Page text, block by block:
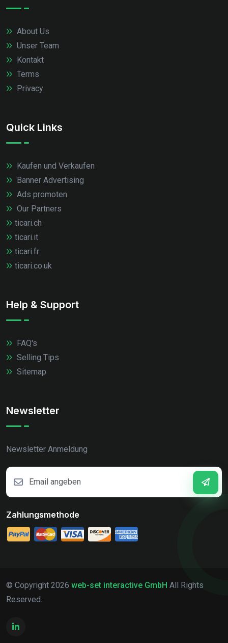
About Us
Unser Team
Kontakt
Terms
Privacy
Quick Links
Kaufen und Verkaufen
Banner Advertising
Ads promoten
Our Partners
ticari.ch
ticari.it
ticari.fr
ticari.co.uk
Help & Support
FAQ's
Selling Tips
Sitemap
Newsletter
Newsletter Anmeldung
Zahlungsmethode
© Copyright 2026 web-set interactive GmbH All Rights
Reserved.